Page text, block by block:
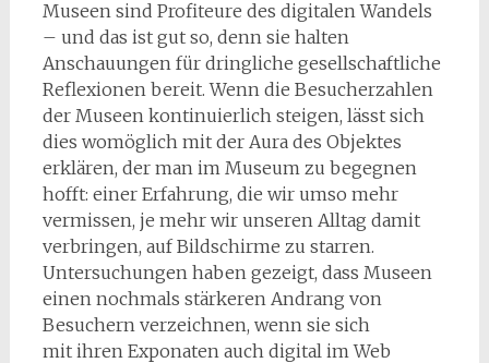
Museen sind Profiteure des digitalen Wandels
– und das ist gut so, denn sie halten
Anschauungen für dringliche gesellschaftliche
Reflexionen bereit. Wenn die Besucherzahlen
der Museen kontinuierlich steigen, lässt sich
dies womöglich mit der Aura des Objektes
erklären, der man im Museum zu begegnen
hofft: einer Erfahrung, die wir umso mehr
vermissen, je mehr wir unseren Alltag damit
verbringen, auf Bildschirme zu starren.
Untersuchungen haben gezeigt, dass Museen
einen nochmals stärkeren Andrang von
Besuchern verzeichnen, wenn sie sich
mit ihren Exponaten auch digital im Web